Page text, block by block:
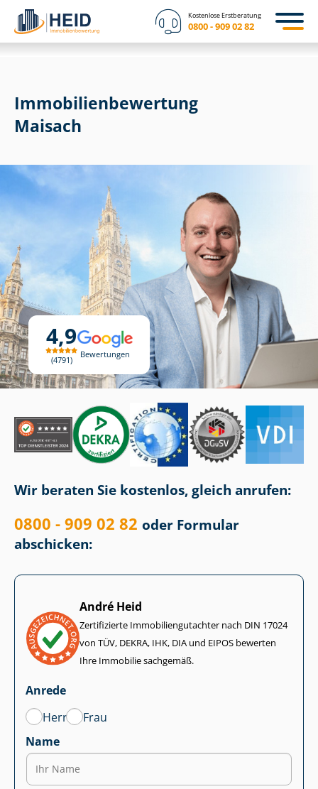
Kostenlose Erstberatung
0800 - 909 02 82
4,9
4791
Bewertungen
Immobilien­bewertung
Maisach
Wir beraten Sie kostenlos, gleich anrufen:
0800 - 909 02 82 oder Formular
abschicken:
André Heid
Zertifizierte Im­mo­bi­li­en­gut­ach­ter nach DIN 17024
von TÜV, DEKRA, IHK, DIA und EIPOS bewerten
Ihre Immobilie sachgemäß.
Anrede
Herr
Frau
Name